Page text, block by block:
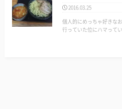
2016.03.25
個人的にめっちゃ好きな
行っていた位にハマっていたお店だ。 二日酔